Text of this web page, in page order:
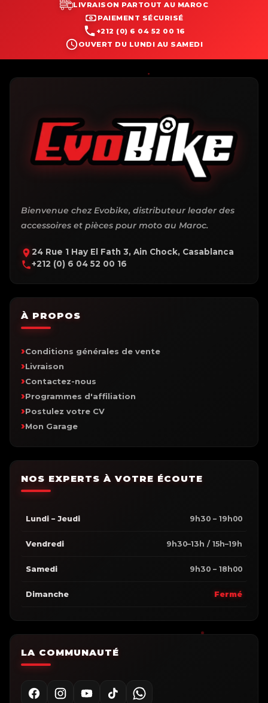
LIVRAISON PARTOUT AU MAROC
PAIEMENT SÉCURISÉ
+212 (0) 6 04 52 00 16
OUVERT DU LUNDI AU SAMEDI
Bienvenue chez Evobike, distributeur leader des
accessoires et pièces pour moto au Maroc.
24 Rue 1 Hay El Fath 3, Ain Chock, Casablanca
+212 (0) 6 04 52 00 16
À PROPOS
Conditions générales de vente
Livraison
Contactez-nous
Programmes d'affiliation
Postulez votre CV
Mon Garage
NOS EXPERTS À VOTRE ÉCOUTE
Lundi – Jeudi 9h30 – 19h00
Vendredi 9h30–13h / 15h–19h
Samedi 9h30 – 18h00
Dimanche Fermé
LA COMMUNAUTÉ